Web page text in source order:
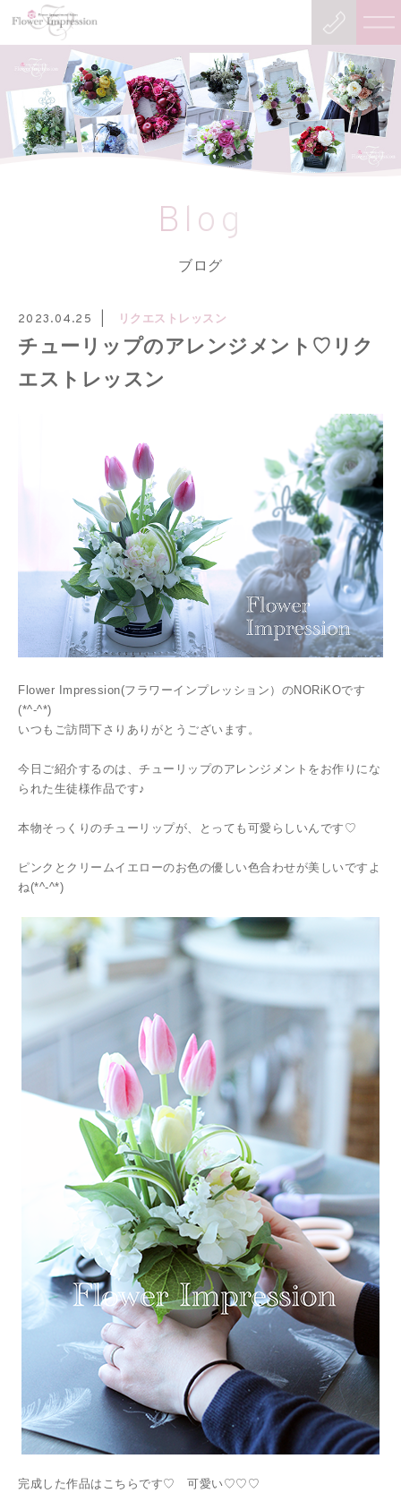
Blog
ブログ
2023.04.25 リクエストレッスン
チューリップのアレンジメント♡リク
エストレッスン
Flower Impression(フラワーインプレッション）のNORiKOです
(*^-^*)
いつもご訪問下さりありがとうございます。
今日ご紹介するのは、チューリップのアレンジメントをお作りにな
られた生徒様作品です♪
本物そっくりのチューリップが、とっても可愛らしいんです♡
ピンクとクリームイエローのお色の優しい色合わせが美しいですよ
ね(*^-^*)
完成した作品はこちらです♡ 可愛い♡♡♡